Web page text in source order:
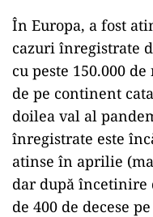
În Europa, a fost
cazuri înregistrate
cu peste 150.000
de pe continent
doilea val al
înregistrate este
atinse în aprilie
dar după încetinire
de 400 de decese